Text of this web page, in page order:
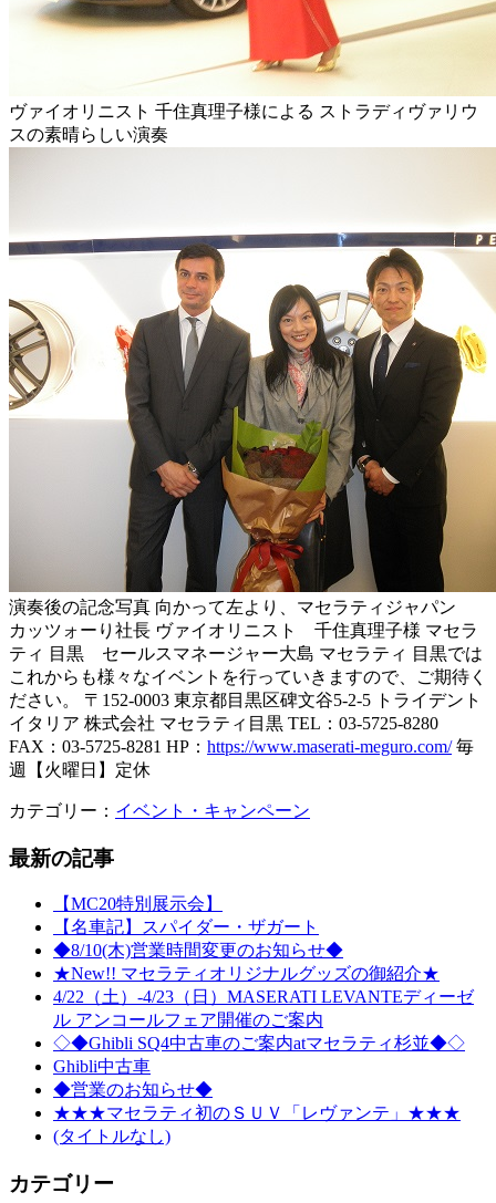
ヴァイオリニスト 千住真理子様による ストラディヴァリウ
スの素晴らしい演奏
演奏後の記念写真 向かって左より、マセラティジャパン
カッツォーり社長 ヴァイオリニスト 千住真理子様 マセラ
ティ 目黒 セールスマネージャー大島 マセラティ 目黒では
これからも様々なイベントを行っていきますので、ご期待く
ださい。 〒152-0003 東京都目黒区碑文谷5-2-5 トライデント
イタリア 株式会社 マセラティ目黒 TEL：03-5725-8280
FAX：03-5725-8281 HP： https://www.maserati-meguro.com/毎
週【火曜日】定休
カテゴリー： イベント・キャンペーン
最新の記事
【MC20特別展示会】
【名車記】スパイダー・ザガート
◆8/10(木)営業時間変更のお知らせ◆
★New!! マセラティオリジナルグッズの御紹介★
4/22（土）-4/23（日）MASERATI LEVANTEディーゼ
ル アンコールフェア開催のご案内
◇◆Ghibli SQ4中古車のご案内atマセラティ杉並◆◇
Ghibli中古車
◆営業のお知らせ◆
★★★マセラティ初のＳＵＶ「レヴァンテ」★★★
(タイトルなし)
カテゴリー